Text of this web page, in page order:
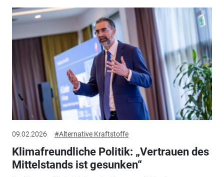
09.02.2026 #Alternative Kraftstoffe
Klimafreundliche Politik: „Vertrauen des
Mittelstands ist gesunken“